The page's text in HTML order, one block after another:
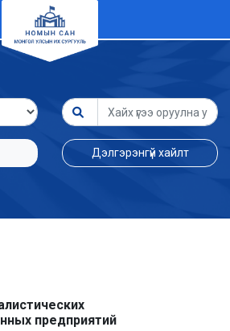
Дэлгэрэнгүй хайлт
предприятий